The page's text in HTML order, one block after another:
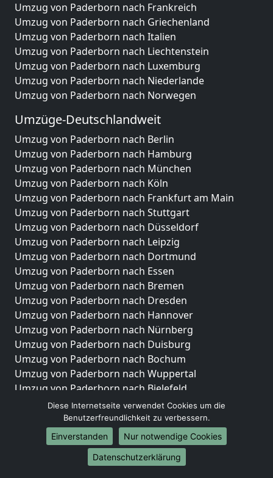
Umzug von Paderborn nach Frankreich
Umzug von Paderborn nach Griechenland
Umzug von Paderborn nach Italien
Umzug von Paderborn nach Liechtenstein
Umzug von Paderborn nach Luxemburg
Umzug von Paderborn nach Niederlande
Umzug von Paderborn nach Norwegen
Umzüge-Deutschlandweit
Umzug von Paderborn nach Berlin
Umzug von Paderborn nach Hamburg
Umzug von Paderborn nach München
Umzug von Paderborn nach Köln
Umzug von Paderborn nach Frankfurt am Main
Umzug von Paderborn nach Stuttgart
Umzug von Paderborn nach Düsseldorf
Umzug von Paderborn nach Leipzig
Umzug von Paderborn nach Dortmund
Umzug von Paderborn nach Essen
Umzug von Paderborn nach Bremen
Umzug von Paderborn nach Dresden
Umzug von Paderborn nach Hannover
Umzug von Paderborn nach Nürnberg
Umzug von Paderborn nach Duisburg
Umzug von Paderborn nach Bochum
Umzug von Paderborn nach Wuppertal
Umzug von Paderborn nach Bielefeld
Umzug von Paderborn nach Bonn
Umzug von Paderborn nach Münster
Internationale-Umzüge
Umzug von Paderborn nach Brasilien
Diese Internetseite verwendet Cookies um die
Benutzerfreundlichkeit zu verbessern.
Einverstanden
Nur notwendige Cookies
Datenschutzerklärung